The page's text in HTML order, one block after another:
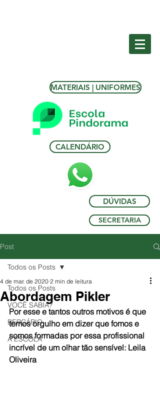
MATERIAIS | UNIFORMES
CALENDÁRIO
DÚVIDAS
SECRETARIA
Post
Todos os Posts
VOCÊ SABIA?
BERÇÁRIO
A ESCOLA
Todos os Posts
Abordagem Pikler
4 de mar. de 2020 2 min de leitura
Por esse e tantos outros motivos é que
temos orgulho em dizer que fomos e
somos formadas por essa profissional
incrível de um olhar tão sensível: Leila
Oliveira